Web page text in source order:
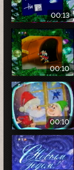
00:13
00:10
00:10